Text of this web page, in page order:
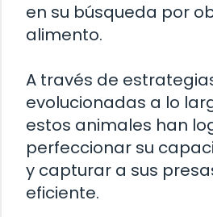
en su búsqueda por
alimento.
A través de
evolucionadas a lo
estos animales han
perfeccionar su
y capturar a sus
eficiente.